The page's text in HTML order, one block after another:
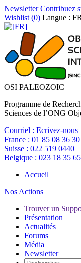
NewsletterContribuez
Wishlist (0) Langue : FR
OSI PALEOZOIC
Programme de
Sciences de l’ONG
Courriel : Ecrivez-nous
France : 01 85 08 36 30
Suisse : 022 519 0440
Belgique : 023 18 35 65
Accueil
Nos Actions
Trouver un
Présentation
Actualités
Forums
Média
Newsletter